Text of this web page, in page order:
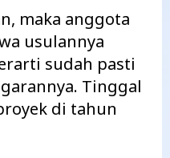
maka anggota
usulannya
sudah pasti
Tinggal
di tahun